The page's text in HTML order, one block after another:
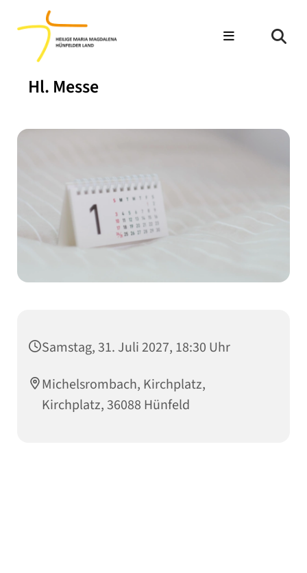
Hl. Messe
Samstag, 31. Juli 2027, 18:30 Uhr
Michelsrombach, Kirchplatz,
Kirchplatz, 36088 Hünfeld